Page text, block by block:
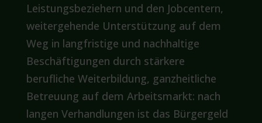
Leistungsbeziehern und den Jobcentern,
weitergehende Unterstützung auf dem
Weg in langfristige und nachhaltige
Beschäftigungen durch stärkere
berufliche Weiterbildung, ganzheitliche
Betreuung auf dem Arbeitsmarkt: nach
langen Verhandlungen ist das Bürgergeld